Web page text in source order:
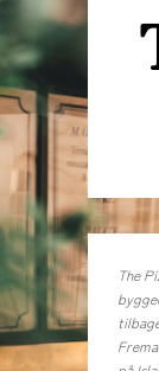
The